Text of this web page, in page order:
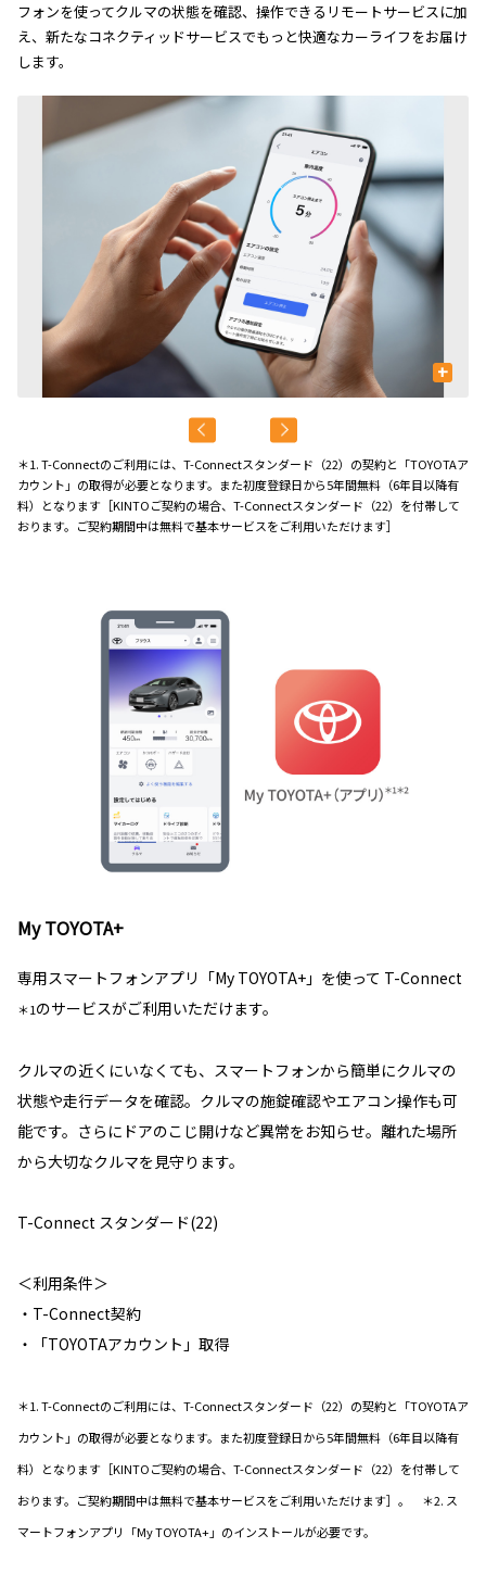
フォンを使ってクルマの状態を確認、操作できるリモートサービスに加
え、新たなコネクティッドサービスでもっと快適なカーライフをお届け
します。
+
＊1. T-Connectのご利用には、T-Connectスタンダード（22）の契約と「TOYOTAア
カウント」の取得が必要となります。また初度登録日から5年間無料（6年目以降有
料）となります［KINTOご契約の場合、T-Connectスタンダード（22）を付帯して
おります。ご契約期間中は無料で基本サービスをご利用いただけます］
My TOYOTA+
専用スマートフォンアプリ「My TOYOTA+」を使って T-Connect
＊1のサービスがご利用いただけます。
クルマの近くにいなくても、スマートフォンから簡単にクルマの
状態や走行データを確認。クルマの施錠確認やエアコン操作も可
能です。さらにドアのこじ開けなど異常をお知らせ。離れた場所
から大切なクルマを見守ります。
T-Connect スタンダード(22)
＜利用条件＞
・T-Connect契約
・「TOYOTAアカウント」取得
＊1. T-Connectのご利用には、T-Connectスタンダード（22）の契約と「TOYOTAア
カウント」の取得が必要となります。また初度登録日から5年間無料（6年目以降有
料）となります［KINTOご契約の場合、T-Connectスタンダード（22）を付帯して
おります。ご契約期間中は無料で基本サービスをご利用いただけます］。 ＊2. ス
マートフォンアプリ「My TOYOTA+」のインストールが必要です。